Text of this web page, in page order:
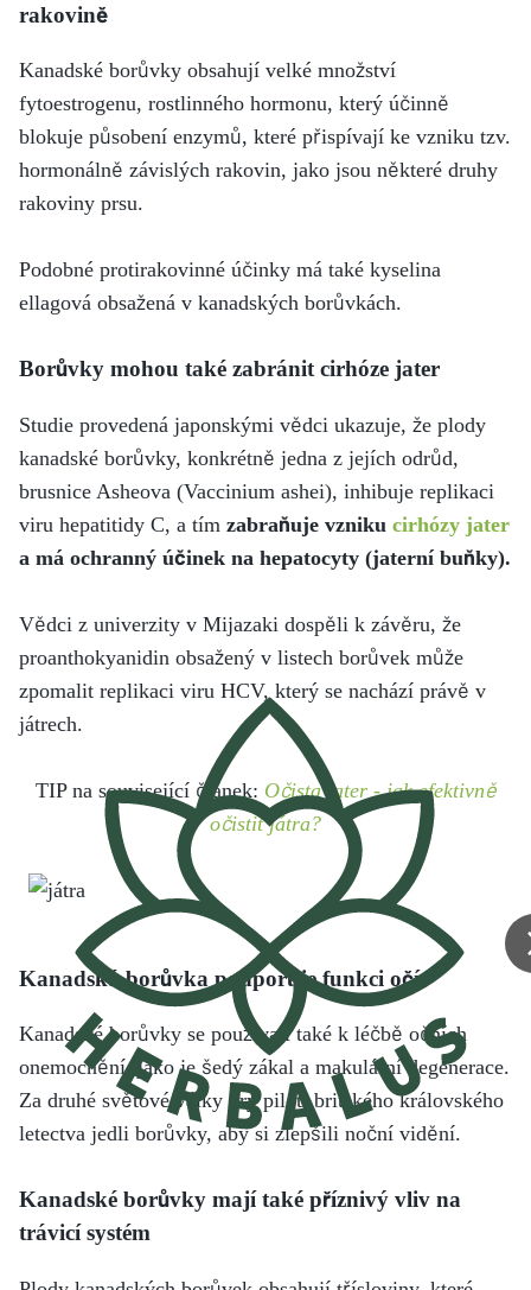
rakovině
Kanadské borůvky obsahují velké množství
fytoestrogenu, rostlinného hormonu, který účinně
blokuje působení enzymů, které přispívají ke vzniku tzv.
hormonálně závislých rakovin, jako jsou některé druhy
rakoviny prsu.
Podobné protirakovinné účinky má také kyselina
ellagová obsažená v kanadských borůvkách.
Borůvky mohou také zabránit cirhóze jater
Studie provedená japonskými vědci ukazuje, že plody
kanadské borůvky, konkrétně jedna z jejích odrůd,
brusnice Asheova (Vaccinium ashei), inhibuje replikaci
viru hepatitidy C, a tím zabraňuje vzniku cirhózy jater
a má ochranný účinek na hepatocyty (jaterní buňky).
Vědci z univerzity v Mijazaki dospěli k závěru, že
proanthokyanidin obsažený v listech borůvek může
zpomalit replikaci viru HCV, který se nachází právě v
játrech.
TIP na související článek: Očista jater - jak efektivně
očistit játra?
Kanadská borůvka podporuje funkci očí
Kanadské borůvky se používají také k léčbě očních
onemocnění, jako je šedý zákal a makulární degenerace.
Za druhé světové války prý piloti britského královského
letectva jedli borůvky, aby si zlepšili noční vidění.
Kanadské borůvky mají také příznivý vliv na
trávicí systém